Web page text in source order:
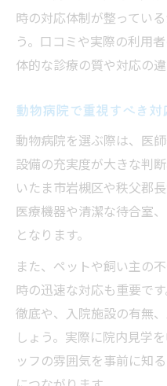
時の対応体制が整ってい
う。口コミや実際の利用
体的な診療の質や対応の
動物病院で重視すべき対
動物病院を選ぶ際は、医
設備の充実度が大きな判
いたま市岩槻区や秩父郡
医療機器や清潔な待合室
となります。
また、ペットや飼い主の
時の迅速な対応も重要で
徹底や、入院施設の有無
しょう。実際に院内見学
ッフの雰囲気を事前に知